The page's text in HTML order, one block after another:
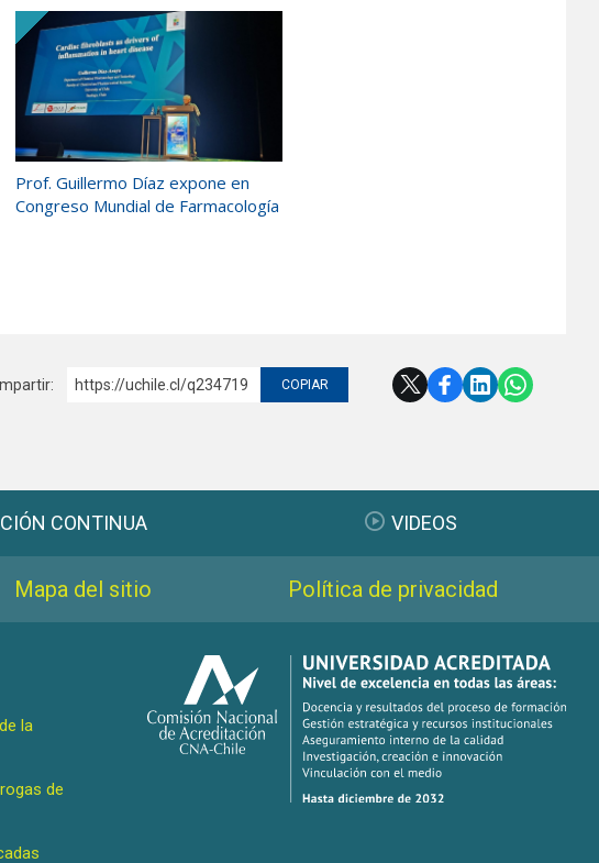
Prof. Guillermo Díaz expone en
Congreso Mundial de Farmacología
https://uchile.cl/q234719 COPIAR
CONTINUA VIDEOS
Mapa del sitio Política de privacidad
la
de